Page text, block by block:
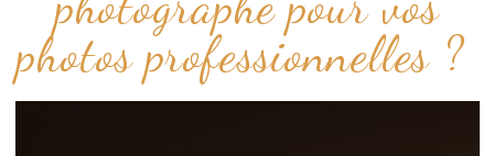
photos professionnelles ?